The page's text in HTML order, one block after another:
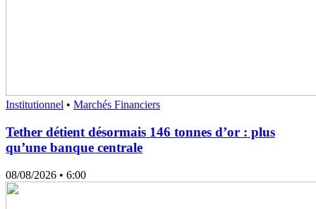
Institutionnel • Marchés Financiers
Tether détient désormais 146 tonnes d’or : plus
qu’une banque centrale
08/08/2026 • 6:00